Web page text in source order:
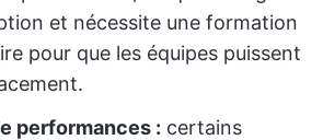
et nécessite une formation
pour que les équipes puissent
performances : certains